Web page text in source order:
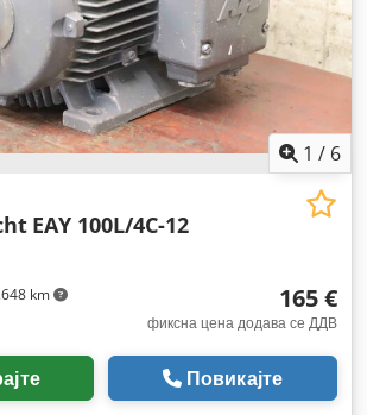
1 / 6
km
EAY 100L/4C-12
165 €
фиксна цена додава се ДДВ
Повикајте